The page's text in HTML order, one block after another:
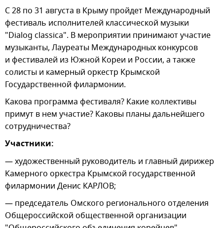
С 28 по 31 августа в Крыму пройдет Международный
фестиваль исполнителей классической музыки
"Dialog classica". В мероприятии принимают участие
музыканты, Лауреаты Международных конкурсов
и фестивалей из Южной Кореи и России, а также
солисты и камерный оркестр Крымской
Государственной филармонии.
Какова программа фестиваля? Какие коллективы
примут в нем участие? Каковы планы дальнейшего
сотрудничества?
Участники:
— художественный руководитель и главный дирижер
Камерного оркестра Крымской государственной
филармонии Денис КАРЛОВ;
— председатель Омского регионального отделения
Общероссийской общественной организации